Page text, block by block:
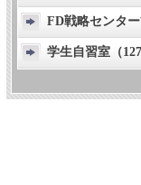
FD戦略センタ
学生自習室（